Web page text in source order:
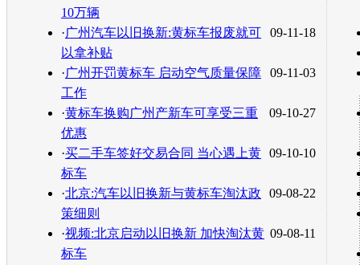
10万辆
09-11-18
·广州汽车以旧换新:黄标车报废就可
以拿补贴
09-11-03
·广州开罚黄标车 启动空气质量保障
工作
09-10-27
·黄标车换购广州产新车可享受三重
优惠
09-10-10
·买二手车签好交易合同 当心遇上黄
标车
09-08-22
·北京:汽车以旧换新与黄标车淘汰政
策细则
09-08-11
·视频:北京启动以旧换新 加快淘汰黄
标车